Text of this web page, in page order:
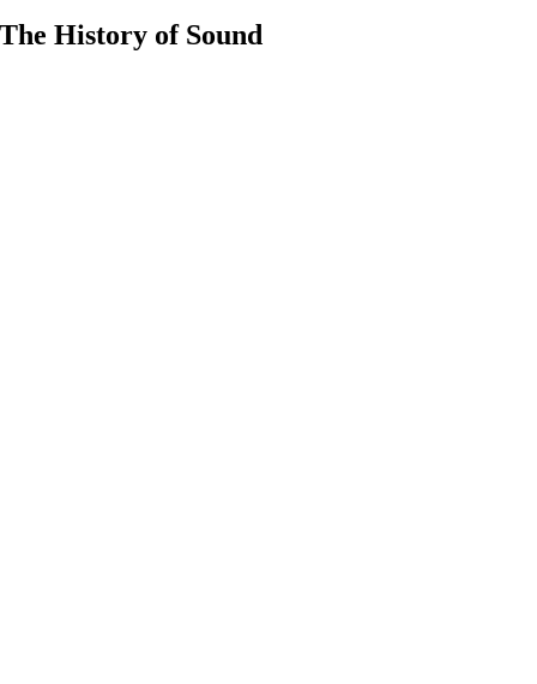
The History of Sound